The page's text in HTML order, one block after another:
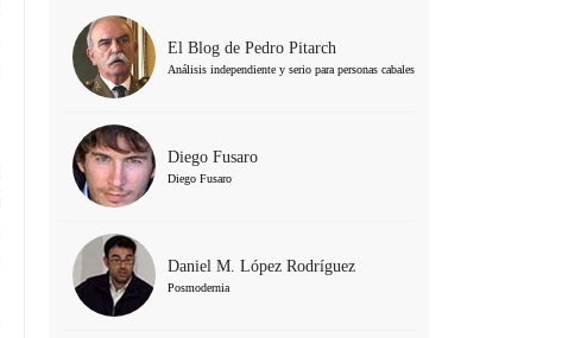
El Blog de Pedro Pitarch
Análisis independiente y serio para personas cabales
Diego Fusaro
Diego Fusaro
Daniel M. López Rodríguez
Posmodernia